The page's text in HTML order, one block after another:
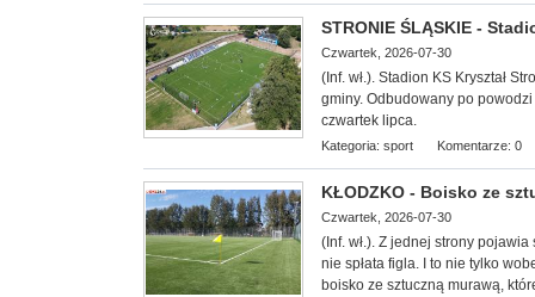
STRONIE ŚLĄSKIE -
Czwartek, 2026-07-30
(Inf. wł.). Stadion KS Kryształ
gminy. Odbudowany po
czwartek lipca.
Kategoria: sport Komentarze: 0
KŁODZKO - Boisko ze
Czwartek, 2026-07-30
(Inf. wł.). Z jednej strony
nie spłata figla. I to nie tylko
boisko ze sztuczną murawą,